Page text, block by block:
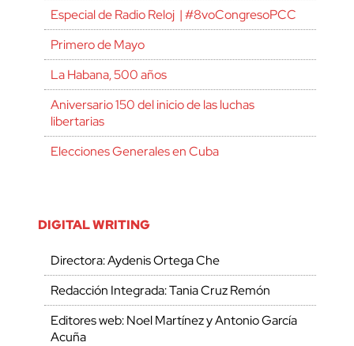
Especial de Radio Reloj | #8voCongresoPCC
Primero de Mayo
La Habana, 500 años
Aniversario 150 del inicio de las luchas
libertarias
Elecciones Generales en Cuba
DIGITAL WRITING
Directora: Aydenis Ortega Che
Redacción Integrada: Tania Cruz Remón
Editores web: Noel Martínez y Antonio García
Acuña